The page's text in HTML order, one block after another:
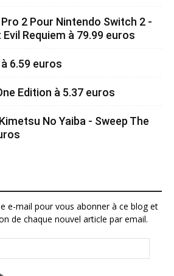
2 Pour Nintendo Switch 2 -
Requiem à 79.99 euros
6.59 euros
Edition à 5.37 euros
No Yaiba - Sweep The
e-mail pour vous abonner à ce blog et
de chaque nouvel article par email.